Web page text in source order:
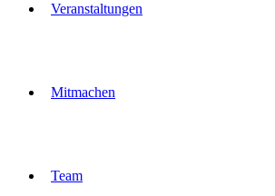
Veranstaltungen
Mitmachen
Team